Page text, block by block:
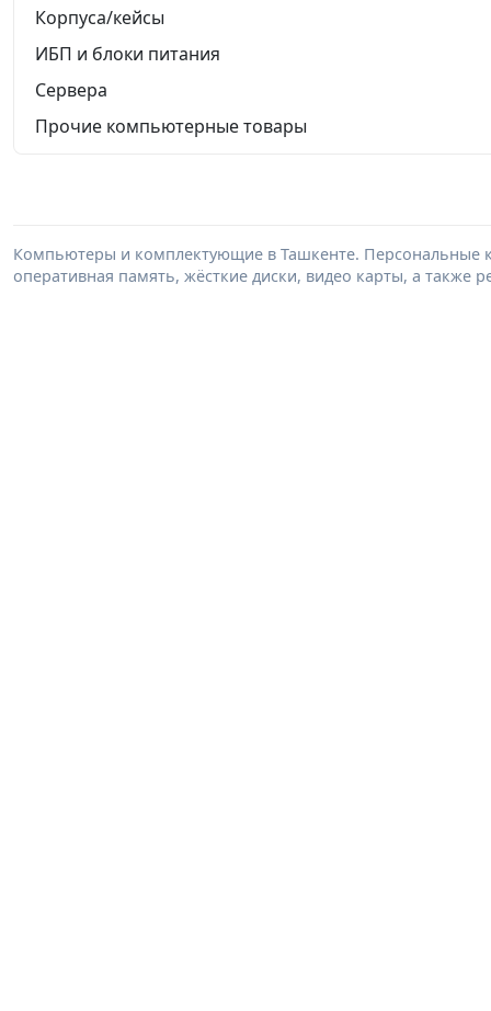
Корпуса/кейсы
ИБП и блоки питания
Сервера
Прочие компьютерные товары
Компьютеры и комплектующие в Ташкенте. Персональные
оперативная память, жёсткие диски, видео карты, а также